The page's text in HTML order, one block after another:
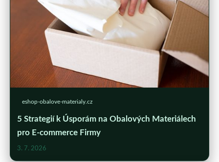
eshop-obalove-materialy.cz
5 Strategií k Úsporám na Obalových Materiálech
pro E-commerce Firmy
3. 7. 2026